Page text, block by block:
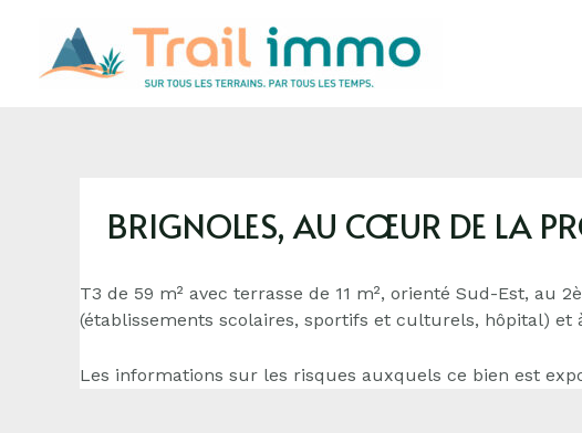
BRIGNOLES, AU CŒUR DE LA
T3 de 59 m² avec terrasse de 11 m², orienté Sud-Est, au
(établissements scolaires, sportifs et culturels, hôpital) et
Les informations sur les risques auxquels ce bien est